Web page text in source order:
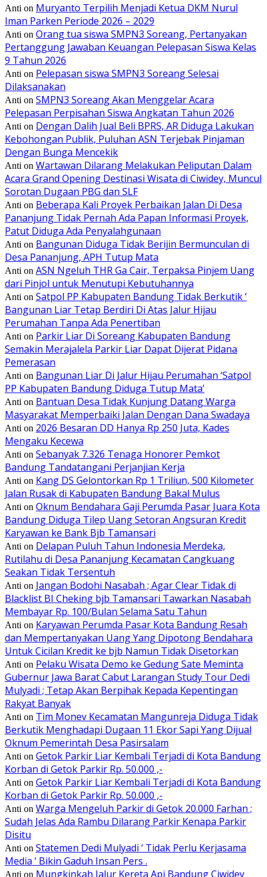
Anti on Muryanto Terpilih Menjadi Ketua DKM Nurul
Iman Parken Periode 2026 – 2029
Anti on Orang tua siswa SMPN3 Soreang, Pertanyakan
Pertanggung Jawaban Keuangan Pelepasan Siswa Kelas
9 Tahun 2026
Anti on Pelepasan siswa SMPN3 Soreang Selesai
Dilaksanakan
Anti on SMPN3 Soreang Akan Menggelar Acara
Pelepasan Perpisahan Siswa Angkatan Tahun 2026
Anti on Dengan Dalih Jual Beli BPRS, AR Diduga Lakukan
Kebohongan Publik, Puluhan ASN Terjebak Pinjaman
Dengan Bunga Mencekik
Anti on Wartawan Dilarang Melakukan Peliputan Dalam
Acara Grand Opening Destinasi Wisata di Ciwidey, Muncul
Sorotan Dugaan PBG dan SLF
Anti on Beberapa Kali Proyek Perbaikan Jalan Di Desa
Pananjung Tidak Pernah Ada Papan Informasi Proyek,
Patut Diduga Ada Penyalahgunaan
Anti on Bangunan Diduga Tidak Berijin Bermunculan di
Desa Pananjung, APH Tutup Mata
Anti on ASN Ngeluh THR Ga Cair, Terpaksa Pinjem Uang
dari Pinjol untuk Menutupi Kebutuhannya
Anti on Satpol PP Kabupaten Bandung Tidak Berkutik ‘
Bangunan Liar Tetap Berdiri Di Atas Jalur Hijau
Perumahan Tanpa Ada Penertiban
Anti on Parkir Liar Di Soreang Kabupaten Bandung
Semakin Merajalela Parkir Liar Dapat Dijerat Pidana
Pemerasan
Anti on Bangunan Liar Di Jalur Hijau Perumahan ‘Satpol
PP Kabupaten Bandung Diduga Tutup Mata’
Anti on Bantuan Desa Tidak Kunjung Datang Warga
Masyarakat Memperbaiki Jalan Dengan Dana Swadaya
Anti on 2026 Besaran DD Hanya Rp 250 Juta, Kades
Mengaku Kecewa
Anti on Sebanyak 7.326 Tenaga Honorer Pemkot
Bandung Tandatangani Perjanjian Kerja
Anti on Kang DS Gelontorkan Rp 1 Triliun, 500 Kilometer
Jalan Rusak di Kabupaten Bandung Bakal Mulus
Anti on Oknum Bendahara Gaji Perumda Pasar Juara Kota
Bandung Diduga Tilep Uang Setoran Angsuran Kredit
Karyawan ke Bank Bjb Tamansari
Anti on Delapan Puluh Tahun Indonesia Merdeka,
Rutilahu di Desa Pananjung Kecamatan Cangkuang
Seakan Tidak Tersentuh
Anti on Jangan Bodohi Nasabah ; Agar Clear Tidak di
Blacklist BI Cheking bjb Tamansari Tawarkan Nasabah
Membayar Rp. 100/Bulan Selama Satu Tahun
Anti on Karyawan Perumda Pasar Kota Bandung Resah
dan Mempertanyakan Uang Yang Dipotong Bendahara
Untuk Cicilan Kredit ke bjb Namun Tidak Disetorkan
Anti on Pelaku Wisata Demo ke Gedung Sate Meminta
Gubernur Jawa Barat Cabut Larangan Study Tour Dedi
Mulyadi ; Tetap Akan Berpihak Kepada Kepentingan
Rakyat Banyak
Anti on Tim Monev Kecamatan Mangunreja Diduga Tidak
Berkutik Menghadapi Dugaan 11 Ekor Sapi Yang Dijual
Oknum Pemerintah Desa Pasirsalam
Anti on Getok Parkir Liar Kembali Terjadi di Kota Bandung
Korban di Getok Parkir Rp. 50.000 ,-
Anti on Getok Parkir Liar Kembali Terjadi di Kota Bandung
Korban di Getok Parkir Rp. 50.000 ,-
Anti on Warga Mengeluh Parkir di Getok 20.000 Farhan ;
Sudah Jelas Ada Rambu Dilarang Parkir Kenapa Parkir
Disitu
Anti on Statemen Dedi Mulyadi ‘ Tidak Perlu Kerjasama
Media ‘ Bikin Gaduh Insan Pers .
Anti on Mungkinkah Jalur Kereta Api Bandung Ciwidey